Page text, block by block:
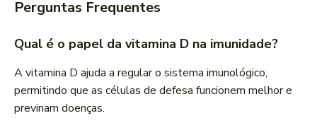
Perguntas Frequentes
Qual é o papel da vitamina D na imunidade?
A vitamina D ajuda a regular o sistema imunológico,
permitindo que as células de defesa funcionem melhor e
previnam doenças.